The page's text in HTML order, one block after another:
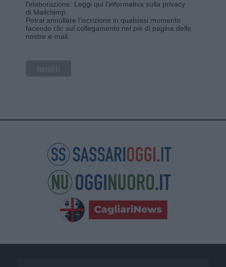
l'elaborazione. Leggi qui l'informativa sulla privacy
di Mailchimp.
Potrai annullare l'iscrizione in qualsiasi momento
facendo clic sul collegamento nel piè di pagina delle
nostre e-mail.